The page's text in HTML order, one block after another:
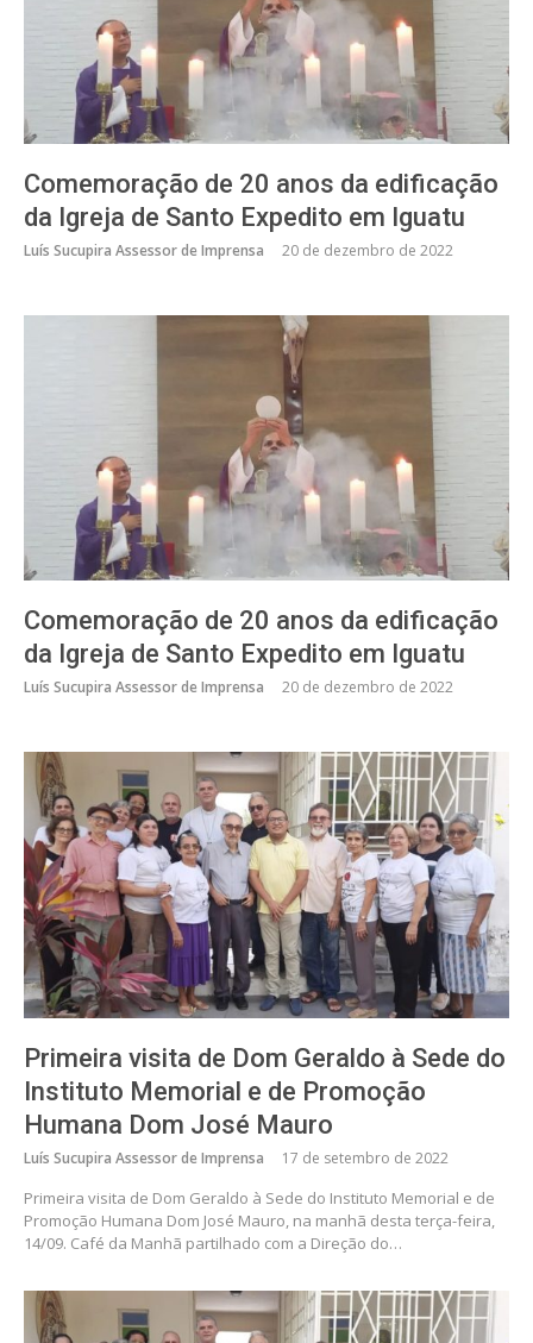
Comemoração de 20 anos da edificação
da Igreja de Santo Expedito em Iguatu
Luís Sucupira Assessor de Imprensa 20 de dezembro de 2022
Comemoração de 20 anos da edificação
da Igreja de Santo Expedito em Iguatu
Luís Sucupira Assessor de Imprensa 20 de dezembro de 2022
Primeira visita de Dom Geraldo à Sede do
Instituto Memorial e de Promoção
Humana Dom José Mauro
Luís Sucupira Assessor de Imprensa 17 de setembro de 2022
Primeira visita de Dom Geraldo à Sede do Instituto Memorial e de
Promoção Humana Dom José Mauro, na manhã desta terça-feira,
14/09. Café da Manhã partilhado com a Direção do…